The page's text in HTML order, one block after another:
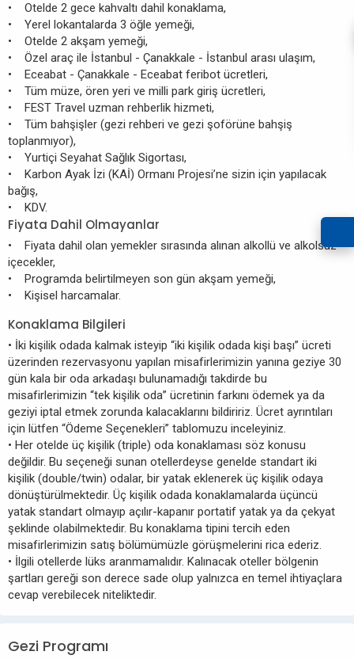
• Otelde 2 gece kahvaltı dahil konaklama,
• Yerel lokantalarda 3 öğle yemeği,
• Otelde 2 akşam yemeği,
• Özel araç ile İstanbul - Çanakkale - İstanbul arası ulaşım,
• Eceabat - Çanakkale - Eceabat feribot ücretleri,
• Tüm müze, ören yeri ve milli park giriş ücretleri,
• FEST Travel uzman rehberlik hizmeti,
• Tüm bahşişler (gezi rehberi ve gezi şoförüne bahşiş
toplanmıyor),
• Yurtiçi Seyahat Sağlık Sigortası,
• Karbon Ayak İzi (KAİ) Ormanı Projesi’ne sizin için yapılacak
bağış,
• KDV.
Fiyata Dahil Olmayanlar
• Fiyata dahil olan yemekler sırasında alınan alkollü ve alkolsüz
içecekler,
• Programda belirtilmeyen son gün akşam yemeği,
• Kişisel harcamalar.
Konaklama Bilgileri
• İki kişilik odada kalmak isteyip “iki kişilik odada kişi başı” ücreti
üzerinden rezervasyonu yapılan misafirlerimizin yanına geziye 30
gün kala bir oda arkadaşı bulunamadığı takdirde bu
misafirlerimizin “tek kişilik oda” ücretinin farkını ödemek ya da
geziyi iptal etmek zorunda kalacaklarını bildiririz. Ücret ayrıntıları
için lütfen “Ödeme Seçenekleri” tablomuzu inceleyiniz.
• Her otelde üç kişilik (triple) oda konaklaması söz konusu
değildir. Bu seçeneği sunan otellerdeyse genelde standart iki
kişilik (double/twin) odalar, bir yatak eklenerek üç kişilik odaya
dönüştürülmektedir. Üç kişilik odada konaklamalarda üçüncü
yatak standart olmayıp açılır-kapanır portatif yatak ya da çekyat
şeklinde olabilmektedir. Bu konaklama tipini tercih eden
misafirlerimizin satış bölümümüzle görüşmelerini rica ederiz.
• İlgili otellerde lüks aranmamalıdır. Kalınacak oteller bölgenin
şartları gereği son derece sade olup yalnızca en temel ihtiyaçlara
cevap verebilecek niteliktedir.
Gezi Programı